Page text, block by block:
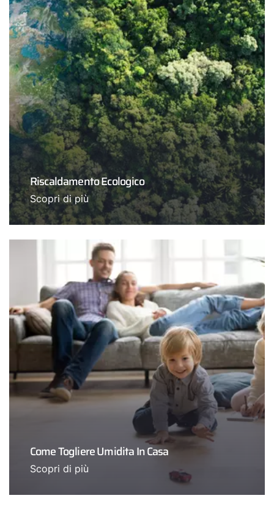
Riscaldamento Ecologico
Scopri di più
Come Togliere Umidita In Casa
Scopri di più